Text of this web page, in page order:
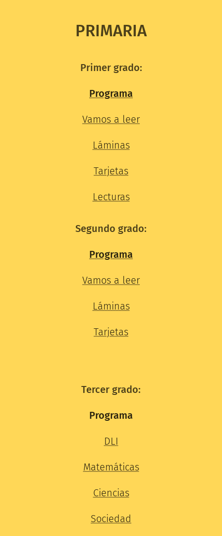
PRIMARIA
Primer grado:
Programa
Vamos a leer
Láminas
Tarjetas
Lecturas
Segundo grado:
Programa
Vamos a leer
Láminas
Tarjetas
Tercer grado:
Programa
DLI
Matemáticas
Ciencias
Sociedad